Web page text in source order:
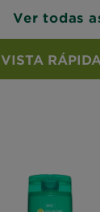
Ver todas
VISTA RÁPIDA